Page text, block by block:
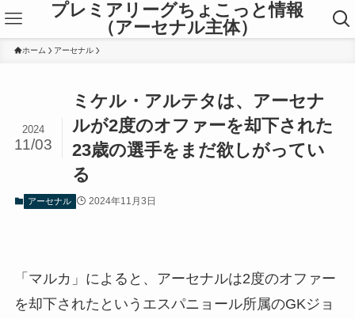
プレミアリーグちょこっと情報
（アーセナル主体）
ホーム アーセナル
ミケル・アルテタは、アーセナ
ルが2度のオファーを却下された
23歳の選手をまだ欲しがってい
る
2024
11/03
アーセナル 2024年11月3日
「マルカ」によると、アーセナルは2度のオファー
を却下されたというエスパニョール所属のGKジョ